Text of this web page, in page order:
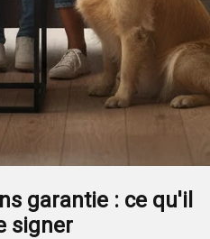
garantie : ce qu'il
signer